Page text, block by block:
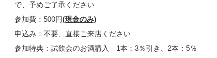
で、予めご了承ください
参加費：500円(現金のみ)
申込み：不要、直接ご来店ください
参加特典：試飲会のお酒購入 1本：3％引き、2本：5％